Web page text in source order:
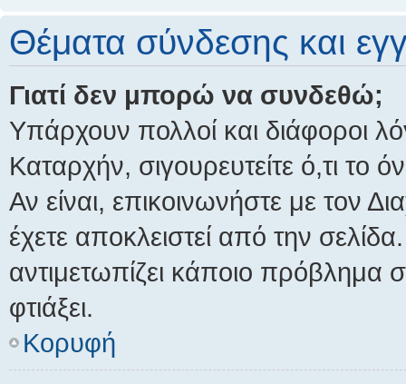
Θέματα σύνδεσης και
Γιατί δεν μπορώ να συνδεθώ;
Υπάρχουν πολλοί και διάφοροι
Καταρχήν, σιγουρευτείτε ό,τι το
Αν είναι, επικοινωνήστε με τον
έχετε αποκλειστεί από την
αντιμετωπίζει κάποιο πρόβλημα
φτιάξει.
Κορυφή